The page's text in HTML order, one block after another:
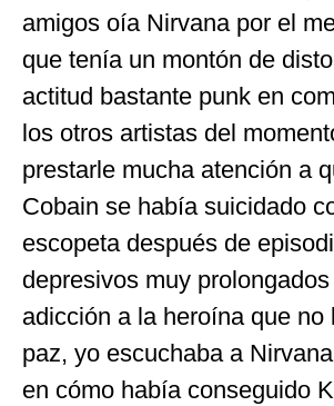
amigos oía Nirvana por el
que tenía un montón de
actitud bastante punk en
los otros artistas del
prestarle mucha atención a
Cobain se había suicidado
escopeta después de
depresivos muy
adicción a la heroína que no
paz, yo escuchaba a
en cómo había conseguido